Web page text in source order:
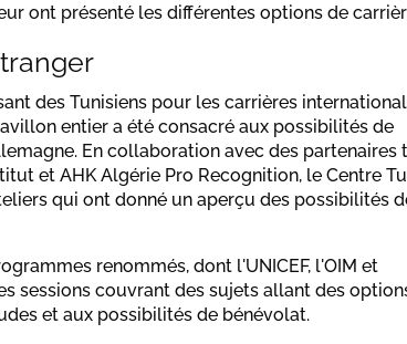
ont présenté les différentes options de
des Tunisiens pour les carrières
entier a été consacré aux possibilités de
En collaboration avec des partenaires
et AHK Algérie Pro Recognition, le Centre
qui ont donné un aperçu des possibilités
renommés, dont l'UNICEF, l'OIM et
sessions couvrant des sujets allant des
et aux possibilités de bénévolat.